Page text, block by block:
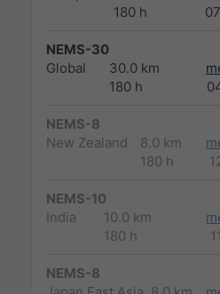
180 h
NEMS-30
Global
30.0 km
180 h
NEMS-8
New Zealand
8.0 km
180 h
NEMS-10
India
10.0 km
180 h
NEMS-8